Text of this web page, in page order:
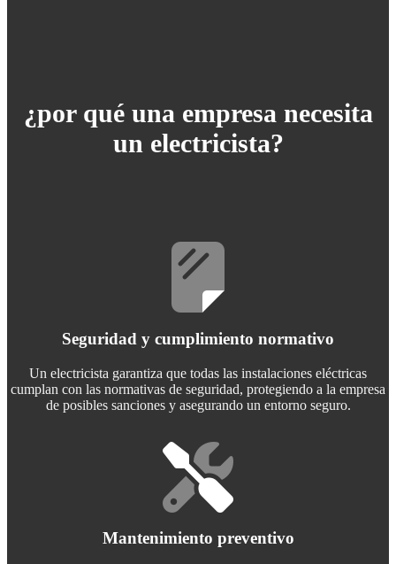
¿por qué una empresa necesita
un electricista?
Seguridad y cumplimiento normativo
Un electricista garantiza que todas las instalaciones eléctricas
cumplan con las normativas de seguridad, protegiendo a la empresa
de posibles sanciones y asegurando un entorno seguro.
Mantenimiento preventivo